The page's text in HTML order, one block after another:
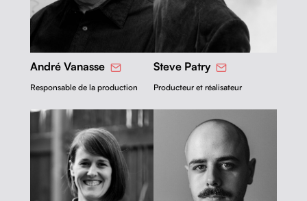
André Vanasse
Respon­s­able de la production
Steve Patry
Pro­duc­teur et réalisateur